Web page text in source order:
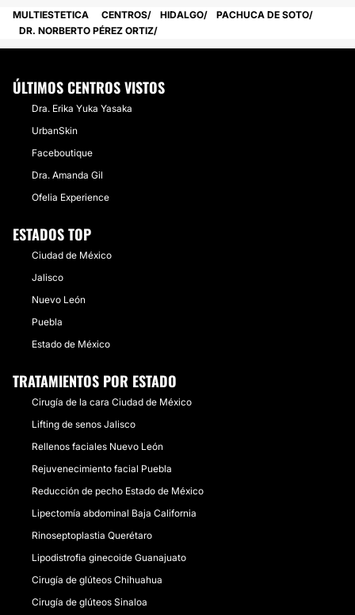
MULTIESTETICA CENTROS HIDALGO
PACHUCA DE SOTO
DR. NORBERTO PÉREZ ORTIZ
ÚLTIMOS CENTROS VISTOS
Dra. Erika Yuka Yasaka
UrbanSkin
Faceboutique
Dra. Amanda Gil
Ofelia Experience
ESTADOS TOP
Ciudad de México
Jalisco
Nuevo León
Puebla
Estado de México
TRATAMIENTOS POR ESTADO
Cirugía de la cara Ciudad de México
Lifting de senos Jalisco
Rellenos faciales Nuevo León
Rejuvenecimiento facial Puebla
Reducción de pecho Estado de México
Lipectomía abdominal Baja California
Rinoseptoplastia Querétaro
Lipodistrofia ginecoide Guanajuato
Cirugía de glúteos Chihuahua
Cirugía de glúteos Sinaloa